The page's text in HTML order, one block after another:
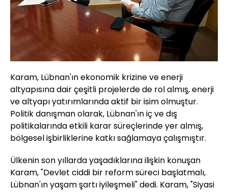
Karam, Lübnan'ın ekonomik krizine ve enerji
altyapısına dair çeşitli projelerde de rol almış, enerji
ve altyapı yatırımlarında aktif bir isim olmuştur.
Politik danışman olarak, Lübnan'ın iç ve dış
politikalarında etkili karar süreçlerinde yer almış,
bölgesel işbirliklerine katkı sağlamaya çalışmıştır.
Ülkenin son yıllarda yaşadıklarına ilişkin konuşan
Karam, "Devlet ciddi bir reform süreci başlatmalı,
Lübnan'ın yaşam şartı iyileşmeli" dedi. Karam, "Siyasi